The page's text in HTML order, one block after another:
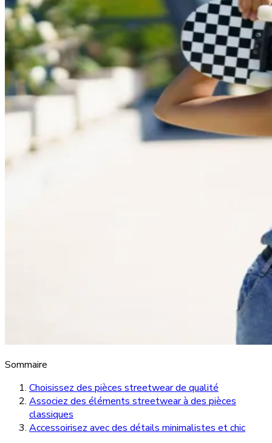
Sommaire
Choisissez des pièces streetwear de qualité
Associez des éléments streetwear à des pièces
classiques
Accessoirisez avec des détails minimalistes et chic